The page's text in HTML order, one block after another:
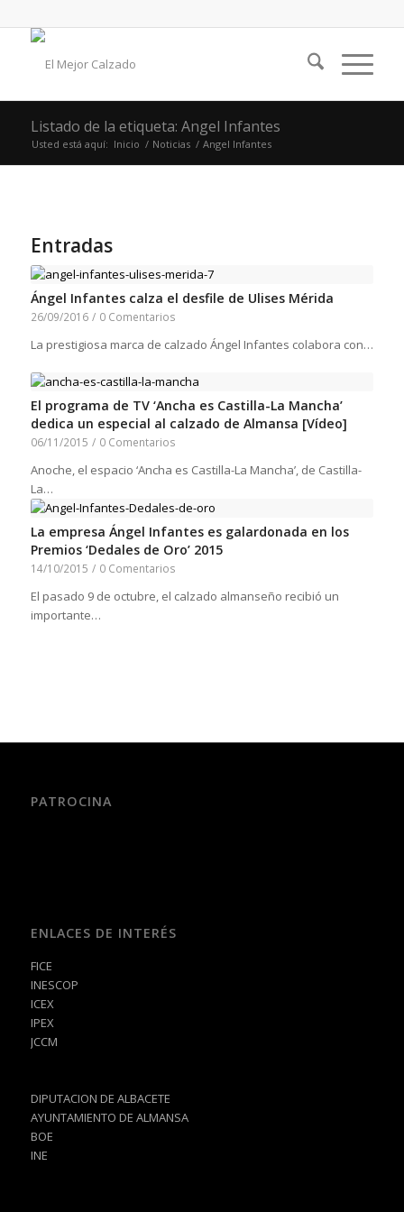
Listado de la etiqueta: Angel Infantes
Usted está aquí: Inicio / Noticias / Angel Infantes
Entradas
Ángel Infantes calza el desfile de Ulises Mérida
26/09/2016 / 0 Comentarios
La prestigiosa marca de calzado Ángel Infantes colabora con…
El programa de TV ‘Ancha es Castilla-La Mancha’
dedica un especial al calzado de Almansa [Vídeo]
06/11/2015 / 0 Comentarios
Anoche, el espacio ‘Ancha es Castilla-La Mancha’, de Castilla-
La…
La empresa Ángel Infantes es galardonada en los
Premios ‘Dedales de Oro’ 2015
14/10/2015 / 0 Comentarios
El pasado 9 de octubre, el calzado almanseño recibió un
importante…
PATROCINA
ENLACES DE INTERÉS
FICE
INESCOP
ICEX
IPEX
JCCM
DIPUTACION DE ALBACETE
AYUNTAMIENTO DE ALMANSA
BOE
INE